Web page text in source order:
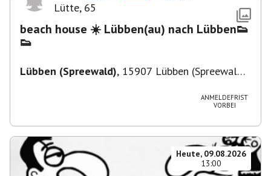
Lütte, 65
beach house ☀️ Lübben(au) nach Lübben👟
👟
Lübben (Spreewald), 15907 Lübben (Spreewald),
ANMELDEFRIST
VORBEI
Heute, 09.08.2026
13:00